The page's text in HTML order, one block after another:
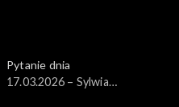
Pytanie dnia
17.03.2026 – Sylwia